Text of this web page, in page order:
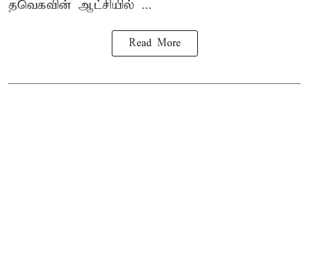
தவெகவின் ஆட்சியில் ...
Read More